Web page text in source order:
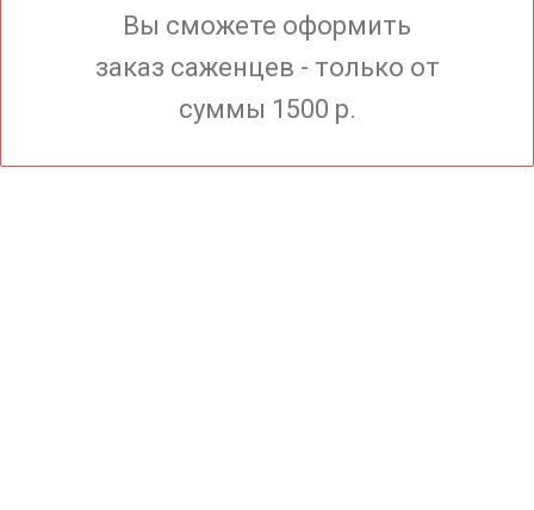
Вы сможете оформить
заказ саженцев - только от
суммы 1500 р.